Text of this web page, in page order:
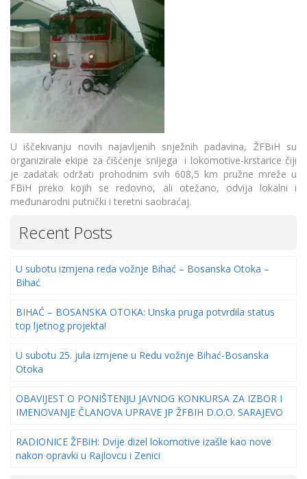
U iščekivanju novih najavljenih snježnih padavina, ŽFBiH su
organizirale ekipe za čišćenje snijega i lokomotive-krstarice čiji
je zadatak održati prohodnim svih 608,5 km pružne mreže u
FBiH preko kojih se redovno, ali otežano, odvija lokalni i
međunarodni putnički i teretni saobraćaj.
Recent Posts
U subotu izmjena reda vožnje Bihać – Bosanska Otoka –
Bihać
BIHAĆ – BOSANSKA OTOKA: Unska pruga potvrdila status
top ljetnog projekta!
U subotu 25. jula izmjene u Redu vožnje Bihać-Bosanska
Otoka
OBAVIJEST O PONIŠTENJU JAVNOG KONKURSA ZA IZBOR I
IMENOVANJE ČLANOVA UPRAVE JP ŽFBIH D.O.O. SARAJEVO
RADIONICE ŽFBiH: Dvije dizel lokomotive izašle kao nove
nakon opravki u Rajlovcu i Zenici